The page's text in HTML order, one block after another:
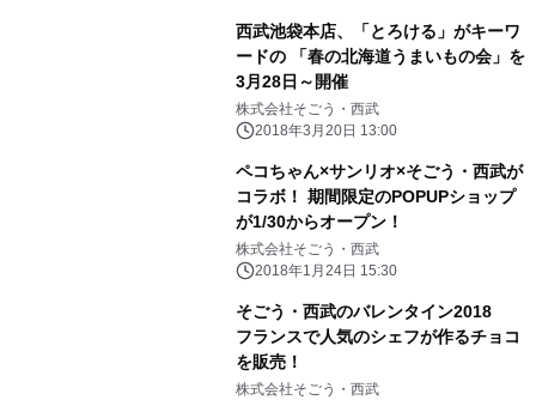
西武池袋本店、「とろける」がキーワ
ードの 「春の北海道うまいもの会」を
3月28日～開催
株式会社そごう・西武
2018年3月20日 13:00
ペコちゃん×サンリオ×そごう・西武が
コラボ！ 期間限定のPOPUPショップ
が1/30からオープン！
株式会社そごう・西武
2018年1月24日 15:30
そごう・西武のバレンタイン2018
フランスで人気のシェフが作るチョコ
を販売！
株式会社そごう・西武